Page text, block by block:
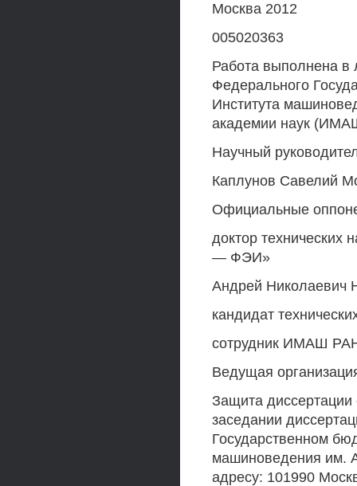
Москва 2012
005020363
Работа выполнена в
Федерального
Института
академии наук
Научный
Каплунов Савелий
Официальные
доктор
— ФЭИ»
Андрей Николаевич
кандидат
сотрудник ИМАШ
Ведущая
Защита диссертации
заседании
Государственном
машиноведения им.
адресу: 101990